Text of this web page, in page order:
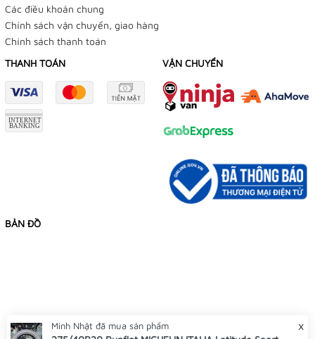
Các điều khoản chung
Chính sách vận chuyển, giao hàng
Chính sách thanh toán
THANH TOÁN
VẬN CHUYỂN
BẢN ĐỒ
x
Minh Nhật đã mua sản phẩm